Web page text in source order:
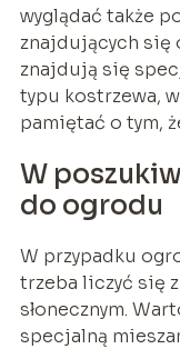
wyglądać także
znajdujących się
znajdują się
typu kostrzewa,
pamiętać o tym,
W
do ogrodu
W przypadku
trzeba liczyć się
słonecznym.
specjalną